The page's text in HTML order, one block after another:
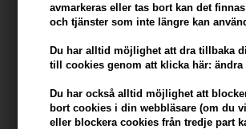
avmarkeras eller tas bort kan det
och tjänster som inte längre kan
Du har alltid möjlighet att dra tillbaka
till cookies genom att klicka här: ändra
Du har också alltid möjlighet att
bort cookies i din webbläsare (om du
eller blockera cookies från tredje part